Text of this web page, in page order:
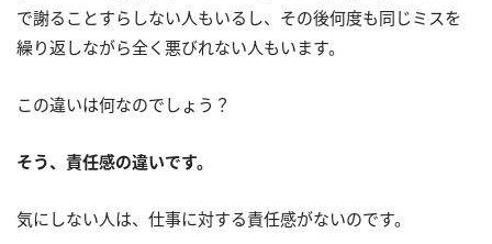
で謝ることすらしない人もいるし、その後何度も同じミスを
繰り返しながら全く悪びれない人もいます。
この違いは何なのでしょう？
そう、責任感の違いです。
気にしない人は、仕事に対する責任感がないのです。